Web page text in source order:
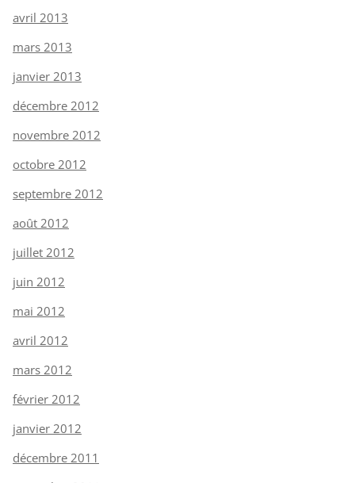
avril 2013
mars 2013
janvier 2013
décembre 2012
novembre 2012
octobre 2012
septembre 2012
août 2012
juillet 2012
juin 2012
mai 2012
avril 2012
mars 2012
février 2012
janvier 2012
décembre 2011